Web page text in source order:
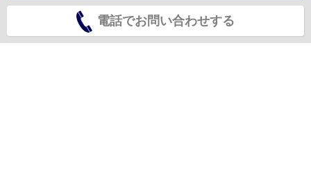
電話でお問い合わせする